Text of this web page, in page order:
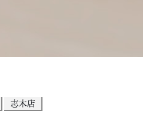
志木店